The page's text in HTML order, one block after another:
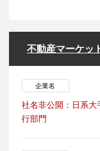
不動産マーケッ
企業名
社名非公開：日系大
行部門